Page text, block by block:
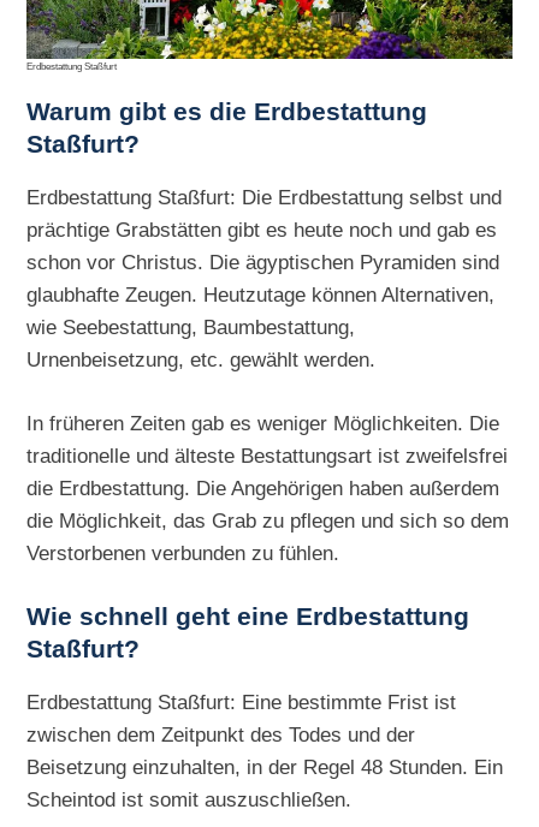
Erdbestattung Staßfurt
Warum gibt es die Erdbestattung
Staßfurt?
Erdbestattung Staßfurt: Die Erdbestattung selbst und
prächtige Grabstätten gibt es heute noch und gab es
schon vor Christus. Die ägyptischen Pyramiden sind
glaubhafte Zeugen. Heutzutage können Alternativen,
wie Seebestattung, Baumbestattung,
Urnenbeisetzung, etc. gewählt werden.
In früheren Zeiten gab es weniger Möglichkeiten. Die
traditionelle und älteste Bestattungsart ist zweifelsfrei
die Erdbestattung. Die Angehörigen haben außerdem
die Möglichkeit, das Grab zu pflegen und sich so dem
Verstorbenen verbunden zu fühlen.
Wie schnell geht eine Erdbestattung
Staßfurt?
Erdbestattung Staßfurt: Eine bestimmte Frist ist
zwischen dem Zeitpunkt des Todes und der
Beisetzung einzuhalten, in der Regel 48 Stunden. Ein
Scheintod ist somit auszuschließen.